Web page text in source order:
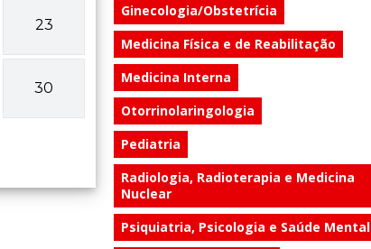
23
30
Ginecologia/Obstetrícia
Medicina Física e de Reabilitação
Medicina Interna
Otorrinolaringologia
Pediatria
Radiologia, Radioterapia e Medicina
Nuclear
Psiquiatria, Psicologia e Saúde Mental